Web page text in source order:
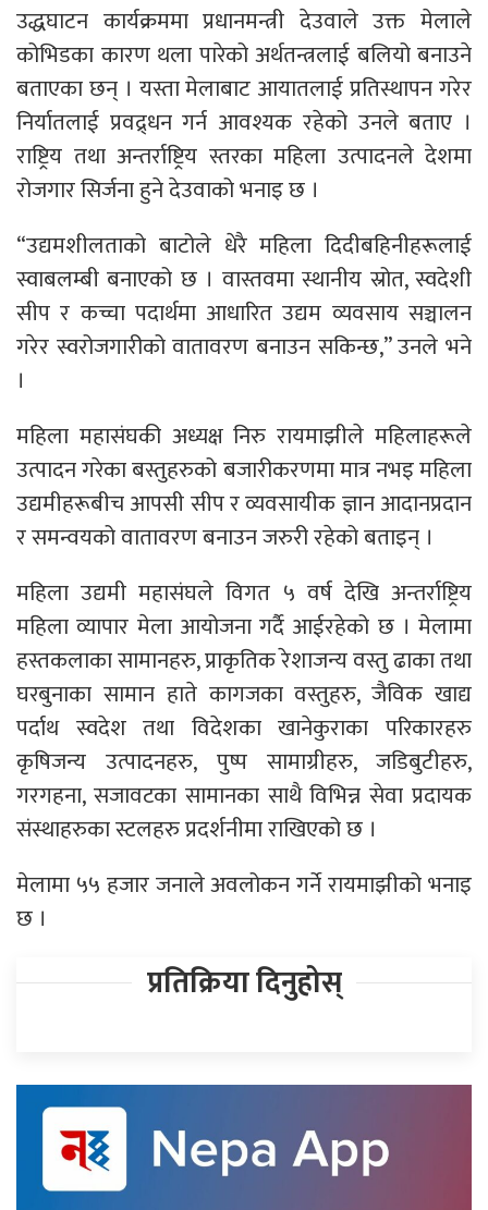
उद्धघाटन कार्यक्रममा प्रधानमन्त्री देउवाले उक्त मेलाले
कोभिडका कारण थला पारेको अर्थतन्त्रलाई बलियो बनाउने
बताएका छन् । यस्ता मेलाबाट आयातलाई प्रतिस्थापन गरेर
निर्यातलाई प्रवद्र्धन गर्न आवश्यक रहेको उनले बताए ।
राष्ट्रिय तथा अन्तर्राष्ट्रिय स्तरका महिला उत्पादनले देशमा
रोजगार सिर्जना हुने देउवाको भनाइ छ ।
“उद्यमशीलताको बाटोले धेरै महिला दिदीबहिनीहरूलाई
स्वाबलम्बी बनाएको छ । वास्तवमा स्थानीय स्रोत, स्वदेशी
सीप र कच्चा पदार्थमा आधारित उद्यम व्यवसाय सञ्चालन
गरेर स्वरोजगारीको वातावरण बनाउन सकिन्छ,” उनले भने
।
महिला महासंघकी अध्यक्ष निरु रायमाझीले महिलाहरूले
उत्पादन गरेका बस्तुहरुको बजारीकरणमा मात्र नभइ महिला
उद्यमीहरूबीच आपसी सीप र व्यवसायीक ज्ञान आदानप्रदान
र समन्वयको वातावरण बनाउन जरुरी रहेको बताइन् ।
महिला उद्यमी महासंघले विगत ५ वर्ष देखि अन्तर्राष्ट्रिय
महिला व्यापार मेला आयोजना गर्दै आईरहेको छ । मेलामा
हस्तकलाका सामानहरु, प्राकृतिक रेशाजन्य वस्तु ढाका तथा
घरबुनाका सामान हाते कागजका वस्तुहरु, जैविक खाद्य
पर्दाथ स्वदेश तथा विदेशका खानेकुराका परिकारहरु
कृषिजन्य उत्पादनहरु, पुष्प सामाग्रीहरु, जडिबुटीहरु,
गरगहना, सजावटका सामानका साथै विभिन्न सेवा प्रदायक
संस्थाहरुका स्टलहरु प्रदर्शनीमा राखिएको छ ।
मेलामा ५५ हजार जनाले अवलोकन गर्ने रायमाझीको भनाइ
छ ।
प्रतिक्रिया दिनुहोस्